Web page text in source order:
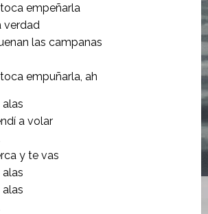
empeñarla
verdad
las campanas
empuñarla, ah
a volar
y te vas